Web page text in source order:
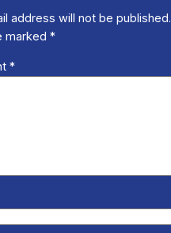
address will not be published.
marked *
*